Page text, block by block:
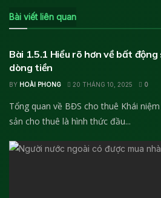
Bài viết liên quan
KIẾN THỨC BẤT ĐỘNG SẢN
Bài 1.5.1 Hiểu rõ hơn về bất
dòng tiền
BY HOÀI PHONG 20 THÁNG 10, 2025 0
Tổng quan về BĐS cho thuê Khái
sản cho thuê là hình thức đầu...